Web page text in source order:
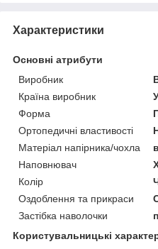
Характеристики
Основні атрибути
Виробник
Країна виробник
Форма
Ортопедичні властивості
Матеріал напірника/чохла
Наповнювач
Колір
Оздоблення та прикраси
Застібка наволочки
Користувальницькі